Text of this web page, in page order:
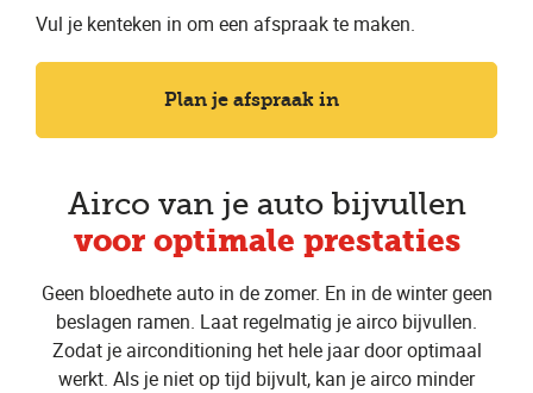
Vul je kenteken in om een afspraak te maken.
Plan je afspraak in
Airco van je auto bijvullen
voor optimale prestaties
Geen bloedhete auto in de zomer. En in de winter geen
beslagen ramen. Laat regelmatig je airco bijvullen.
Zodat je airconditioning het hele jaar door optimaal
werkt. Als je niet op tijd bijvult, kan je airco minder